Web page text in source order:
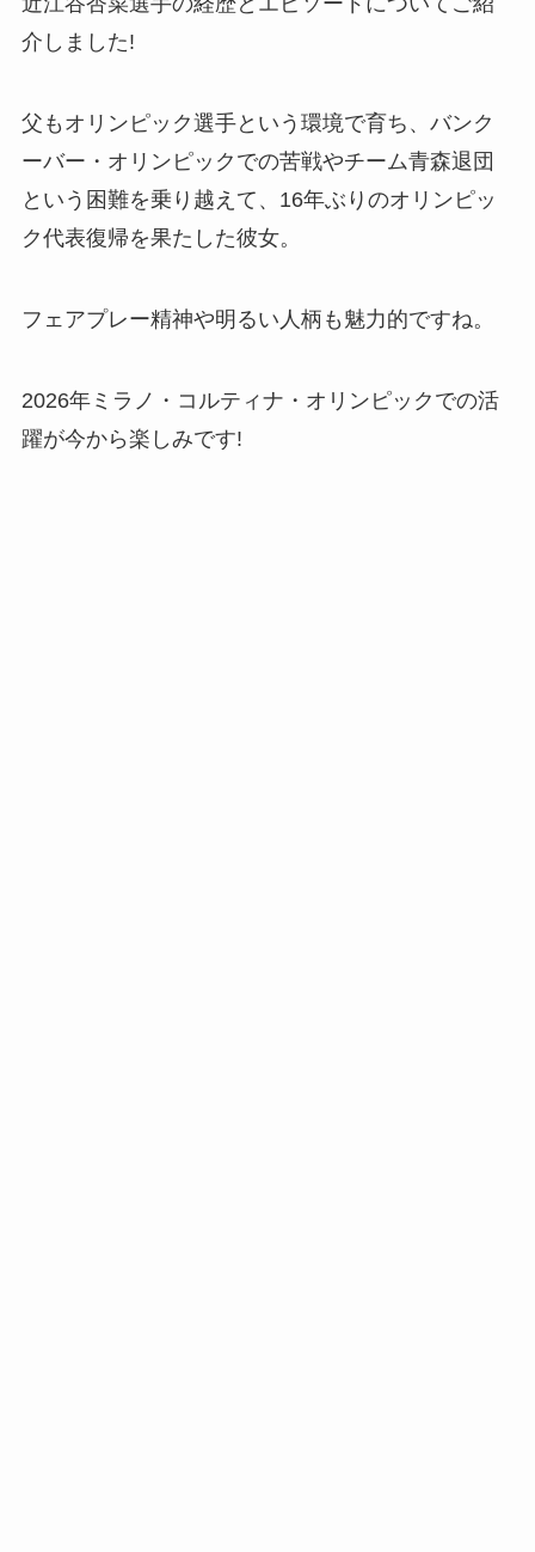
介しました!
父もオリンピック選手という環境で育ち、バンク
ーバー・オリンピックでの苦戦やチーム青森退団
という困難を乗り越えて、16年ぶりのオリンピッ
ク代表復帰を果たした彼女。
フェアプレー精神や明るい人柄も魅力的ですね。
2026年ミラノ・コルティナ・オリンピックでの活
躍が今から楽しみです!